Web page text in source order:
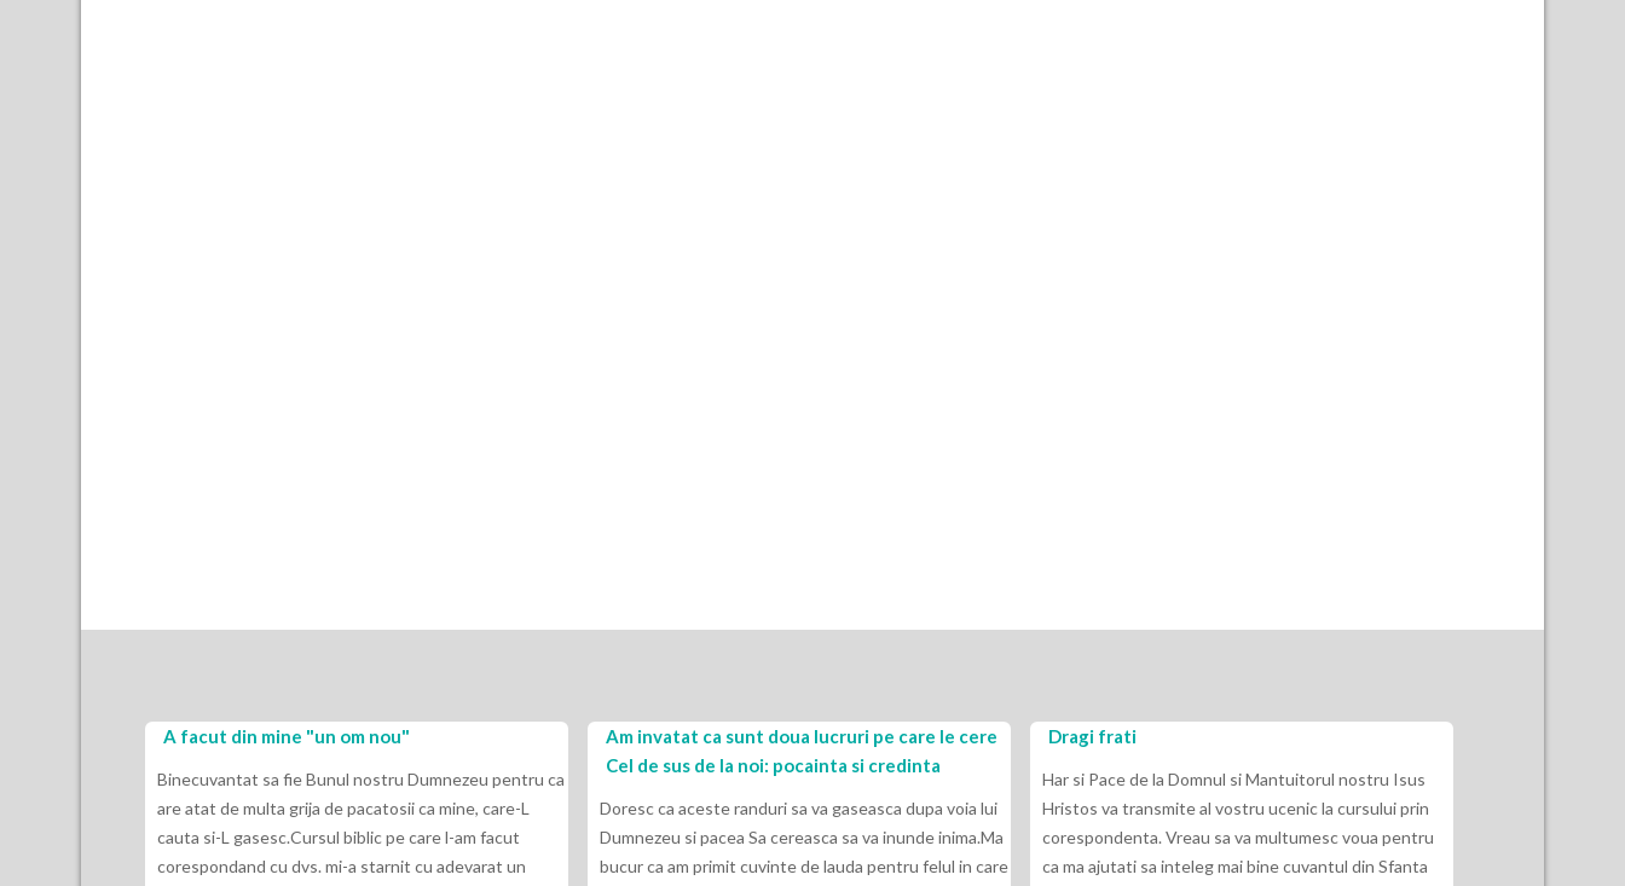
A facut din mine "un om nou"
Binecuvantat sa fie Bunul nostru Dumnezeu pentru ca
are atat de multa grija de pacatosii ca mine, care-L
cauta si-L gasesc.Cursul biblic pe care l-am facut
corespondand cu dvs. mi-a starnit cu adevarat un
Am invatat ca sunt doua lucruri pe care le cere
Cel de sus de la noi: pocainta si credinta
Doresc ca aceste randuri sa va gaseasca dupa voia lui
Dumnezeu si pacea Sa cereasca sa va inunde inima.Ma
bucur ca am primit cuvinte de lauda pentru felul in care
Dragi frati
Har si Pace de la Domnul si Mantuitorul nostru Isus
Hristos va transmite al vostru ucenic la cursului prin
corespondenta. Vreau sa va multumesc voua pentru
ca ma ajutati sa inteleg mai bine cuvantul din Sfanta